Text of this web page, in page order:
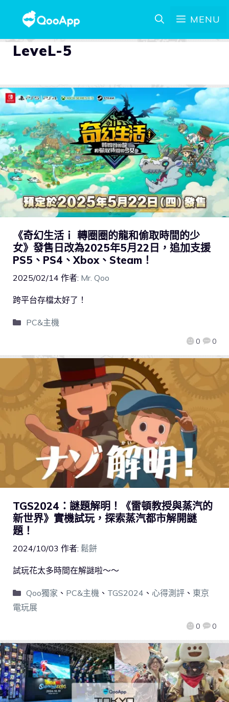
MENU
LeveL-5
《奇幻生活ｉ 轉圈圈的龍和偷取時間的少
女》發售日改為2025年5月22日，追加支援
PS5、PS4、Xbox、Steam！
2025/02/14 作者: Mr. Qoo
0 0
跨平台存檔太好了！
PC&主機
TGS2024：謎題解明！《雷頓教授與蒸汽的
新世界》實機試玩，探索蒸汽都市解開謎
題！
2024/10/03 作者: 鬆餅
0 0
試玩花太多時間在解謎啦～～
Qoo獨家 、 PC&主機、 TGS2024 、 心得測評、 東京
電玩展